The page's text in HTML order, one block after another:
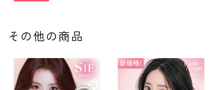
その他の商品